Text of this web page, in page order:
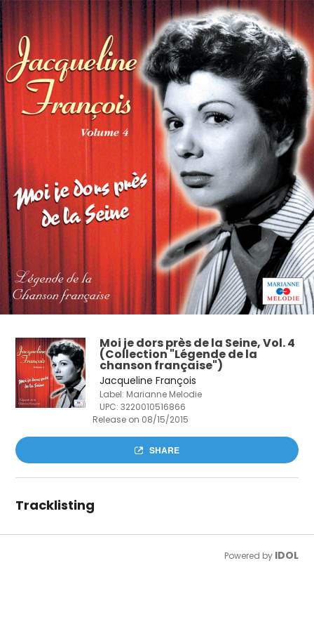
Moi je dors près de la Seine, Vol. 4
(Collection "Légende de la
chanson française")
Jacqueline François
Label: Marianne Melodie
UPC:3220010516866
Release on 08/15/2015
SHARE
Tracklisting
Powered by IDOL